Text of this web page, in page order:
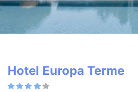
Hotel Europa Terme